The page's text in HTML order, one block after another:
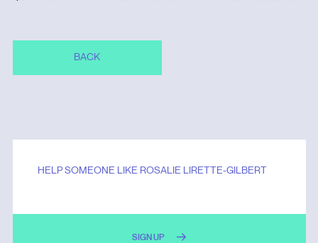
BACK
HELP SOMEONE LIKE ROSALIE LIRETTE-GILBERT
SIGN UP